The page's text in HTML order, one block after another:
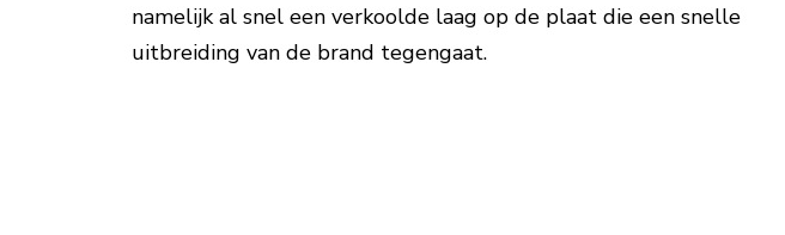
namelijk al snel een verkoolde laag op de plaat die een snelle
uitbreiding van de brand tegengaat.